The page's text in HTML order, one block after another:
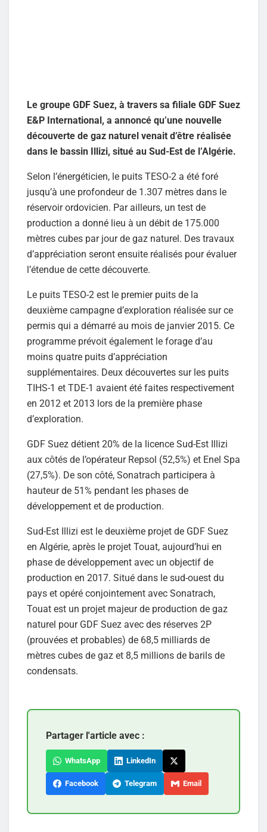
Le groupe GDF Suez, à travers sa filiale GDF Suez
E&P International, a annoncé qu’une nouvelle
découverte de gaz naturel venait d’être réalisée
dans le bassin Illizi, situé au Sud-Est de l’Algérie.
Selon l’énergéticien, le puits TESO-2 a été foré
jusqu’à une profondeur de 1.307 mètres dans le
réservoir ordovicien. Par ailleurs, un test de
production a donné lieu à un débit de 175.000
mètres cubes par jour de gaz naturel. Des travaux
d’appréciation seront ensuite réalisés pour évaluer
l’étendue de cette découverte.
Le puits TESO-2 est le premier puits de la
deuxième campagne d’exploration réalisée sur ce
permis qui a démarré au mois de janvier 2015. Ce
programme prévoit également le forage d’au
moins quatre puits d’appréciation
supplémentaires. Deux découvertes sur les puits
TIHS-1 et TDE-1 avaient été faites respectivement
en 2012 et 2013 lors de la première phase
d’exploration.
GDF Suez détient 20% de la licence Sud-Est Illizi
aux côtés de l’opérateur Repsol (52,5%) et Enel Spa
(27,5%). De son côté, Sonatrach participera à
hauteur de 51% pendant les phases de
développement et de production.
Sud-Est Illizi est le deuxième projet de GDF Suez
en Algérie, après le projet Touat, aujourd’hui en
phase de développement avec un objectif de
production en 2017. Situé dans le sud-ouest du
pays et opéré conjointement avec Sonatrach,
Touat est un projet majeur de production de gaz
naturel pour GDF Suez avec des réserves 2P
(prouvées et probables) de 68,5 milliards de
mètres cubes de gaz et 8,5 millions de barils de
condensats.
Partager l'article avec :
WhatsApp LinkedIn
Facebook Telegram Email